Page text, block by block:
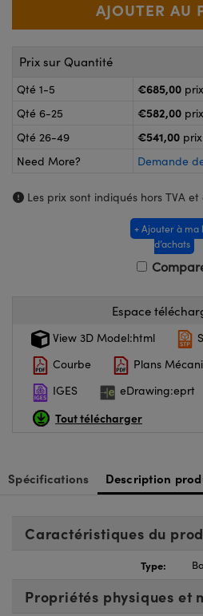
: Microscopie
: Caméras
Optiques Lightpath
Prix sur Quantité
Qté 1-5 €685,00
Qté 6-25
€582,00
Qté 26-49
€541,00
Need More?
Demande
Les prix sont indiqués hors TVA
+ Ajouter à ma
d’achats
Espace
View 3D Model:html
Courbe
Plans
IGES
eDrawing:eprt
Tout télécharger
Spécifications Description
Caractéristiques du
Type:
Propriétés physiques et